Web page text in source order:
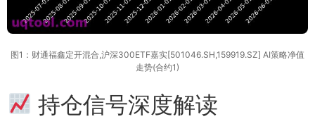
图1：财通福鑫定开混合,沪深300ETF嘉实[501046.SH,159919.SZ] AI策略净值
走势(合约1)
持仓信号深度解读